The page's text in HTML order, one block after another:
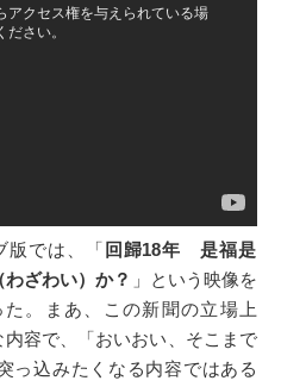
版では、「 回歸18年 是福是
ざわい）か？ 」という映像を
。まあ、この新聞の立場上
内容で、「おいおい、そこまで
っ込みたくなる内容ではある